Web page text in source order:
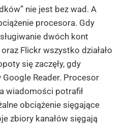
nie jest bez wad. A
procesora. Gdy
dwóch kont
Flickr wszystko działało
się zaczęły, gdy
Reader. Procesor
wiadomości potrafił
obciążenie sięgające
zbiory kanałów sięgają